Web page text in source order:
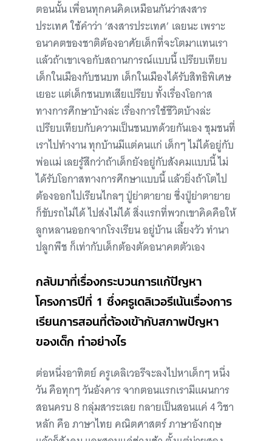
ตอนนั้น เพื่อนทุกคนคิดเหมือนกันว่าสงสาร
ประเทศ ใช้คำว่า ‘สงสารประเทศ’ เลยนะ เพราะ
อนาคตของชาติต้องอาศัยเด็กที่จะโตมาแทนเรา
แล้วถ้าเขาเจอกับสถานการณ์แบบนี้ เปรียบเทียบ
เด็กในเมืองกับชนบท เด็กในเมืองได้รับสิทธิพิเศษ
เยอะ แต่เด็กชนบทเสียเปรียบ ทั้งเรื่องโอกาส
ทางการศึกษาบ้างล่ะ เรื่องการใช้ชีวิตบ้างล่ะ
เปรียบเทียบกับความเป็นชนบทด้วยกันเอง ชุมชนที่
เราไปทำงาน ทุกบ้านมีแต่คนแก่ เด็กๆ ไม่ได้อยู่กับ
พ่อแม่ เลยรู้สึกว่าถ้าเด็กยังอยู่กับสังคมแบบนี้ ไม่
ได้รับโอกาสทางการศึกษาแบบนี้ แล้วยิ่งถ้าโตไป
ต้องออกไปเรียนไกลๆ ปู่ย่าตายาย ซึ่งปู่ย่าตายาย
ก็ขับรถไม่ได้ ไปส่งไม่ได้ สิ่งแรกที่พวกเขาคิดคือให้
ลูกหลานออกจากโรงเรียน อยู่บ้าน เลี้ยงวัว ทำนา
ปลูกพืช ก็เท่ากับเด็กต้องตัดอนาคตตัวเอง
กลับมาที่เรื่องกระบวนการแก้ปัญหา
โครงการปีที่ 1 ซึ่งครูเดลิเวอรีเน้นเรื่องการ
เรียนการสอนที่ต้องเข้ากับสภาพปัญหา
ของเด็ก ทำอย่างไร
ต่อหนึ่งอาทิตย์ ครูเดลิเวอรีจะลงไปหาเด็กๆ หนึ่ง
วัน คือทุกๆ วันอังคาร จากตอนแรกเรามีแผนการ
สอนครบ 8 กลุ่มสาระเลย กลายเป็นสอนแค่ 4 วิชา
หลัก คือ ภาษาไทย คณิตศาสตร์ ภาษาอังกฤษ